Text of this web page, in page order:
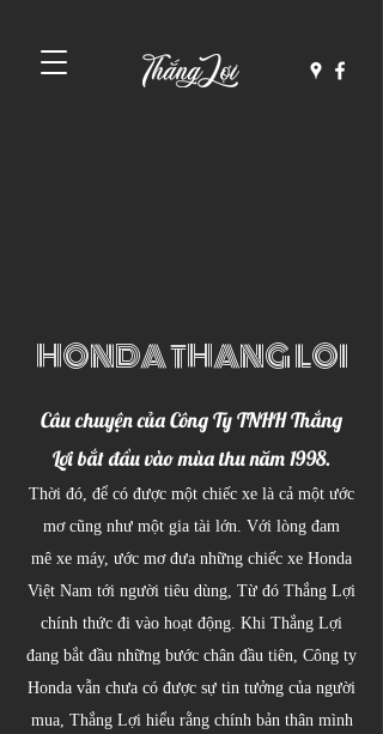
HONDA THANG LOI
Câu chuyện của Công Ty TNHH Thắng
Lợi bắt đầu vào mùa thu năm 1998.
Thời đó, để có được một chiếc xe là cả một ước
mơ cũng như một gia tài lớn. Với lòng đam
mê xe máy, ước mơ đưa những chiếc xe Honda
Việt Nam tới người tiêu dùng, Từ đó Thắng Lợi
chính thức đi vào hoạt động. Khi Thắng Lợi
đang bắt đầu những bước chân đầu tiên, Công ty
Honda vẫn chưa có được sự tin tưởng của người
mua, Thắng Lợi hiểu rằng chính bản thân mình